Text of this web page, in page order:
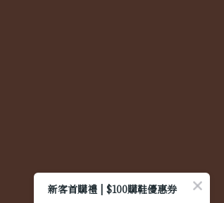
新客首購禮 | $100購鞋優惠券